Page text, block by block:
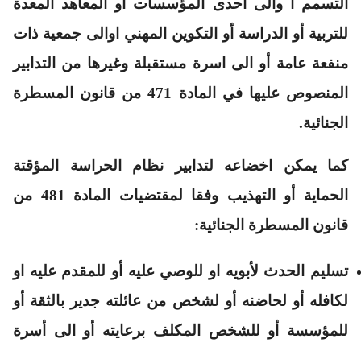
التسمم ا والى احدى المؤسسات أو المعاهد المعدة
للتربية أو الدراسة أو التكوين المهني اوالى جمعية ذات
منفعة عامة أو الى اسرة مستقبلة وغيرها من التدابير
المنصوص عليها في المادة 471 من قانون المسطرة
الجنائية.
كما يمكن اخضاعه لتدابير نظام الحراسة المؤقتة
الحماية أو التهذيب وفقا لمقتضيات المادة 481 من
قانون المسطرة الجنائية:
تسليم الحدث لأبويه او للوصي عليه أو للمقدم عليه او
لكافله أو لحاضنه أو لشخص من عائلته جدير بالثقة أو
للمؤسسة أو للشخص المكلف برعايته أو الى أسرة